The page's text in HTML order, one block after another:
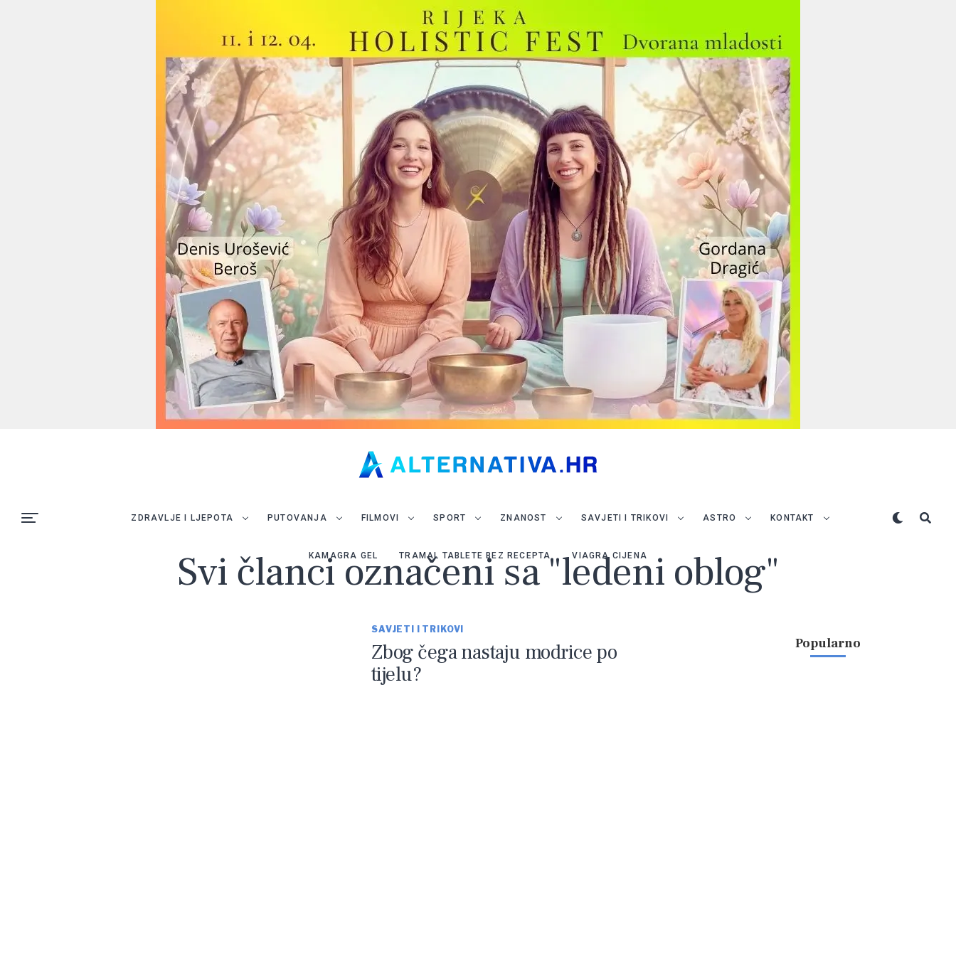
ZDRAVLJE I LJEPOTA PUTOVANJA FILMOVI SPORT ZNANOST SAVJETI I TRIKOVI ASTRO KONTAKT
KAMAGRA GEL TRAMAL TABLETE BEZ RECEPTA VIAGRA CIJENA
Svi članci označeni sa "ledeni oblog"
SAVJETI I TRIKOVI
Zbog čega nastaju modrice po
tijelu?
Popularno